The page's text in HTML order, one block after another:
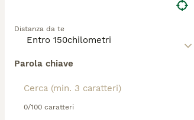
Distanza da te
Parola chiave
0/100 caratteri